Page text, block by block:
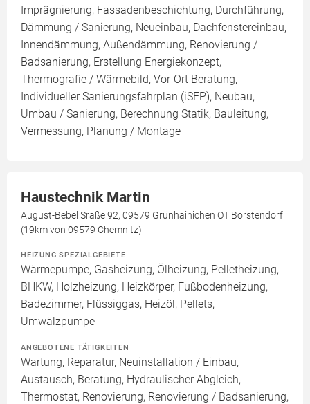
Imprägnierung, Fassadenbeschichtung, Durchführung,
Dämmung / Sanierung, Neueinbau, Dachfenstereinbau,
Innendämmung, Außendämmung, Renovierung /
Badsanierung, Erstellung Energiekonzept,
Thermografie / Wärmebild, Vor-Ort Beratung,
Individueller Sanierungsfahrplan (iSFP), Neubau,
Umbau / Sanierung, Berechnung Statik, Bauleitung,
Vermessung, Planung / Montage
Haustechnik Martin
August-Bebel Sraße 92, 09579 Grünhainichen OT Borstendorf
(19km von 09579 Chemnitz)
HEIZUNG SPEZIALGEBIETE
Wärmepumpe, Gasheizung, Ölheizung, Pelletheizung,
BHKW, Holzheizung, Heizkörper, Fußbodenheizung,
Badezimmer, Flüssiggas, Heizöl, Pellets,
Umwälzpumpe
ANGEBOTENE TÄTIGKEITEN
Wartung, Reparatur, Neuinstallation / Einbau,
Austausch, Beratung, Hydraulischer Abgleich,
Thermostat, Renovierung, Renovierung / Badsanierung,